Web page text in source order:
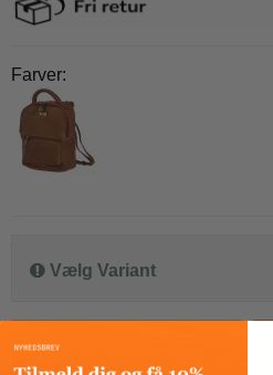
Farver:
Vælg Variant